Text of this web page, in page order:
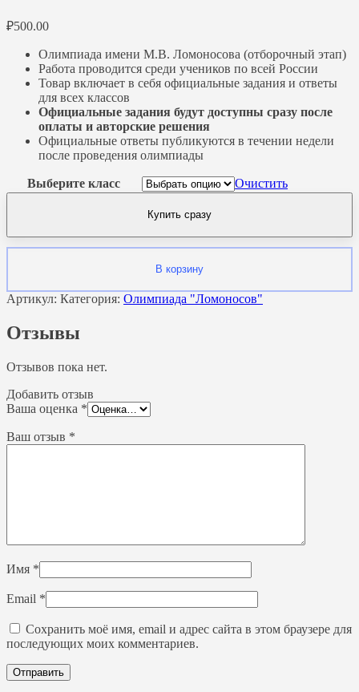
₽500.00
Олимпиада имени М.В. Ломоносова (отборочный этап)
Работа проводится среди учеников по всей России
Товар включает в себя официальные задания и ответы
для всех классов
Официальные задания будут доступны сразу после
оплаты и авторские решения
Официальные ответы публикуются в течении недели
после проведения олимпиады
Выберите класс Очистить
Купить сразу
В корзину
Артикул: Категория: Олимпиада "Ломоносов"
Отзывы
Отзывов пока нет.
Добавить отзыв
Ваша оценка *
Ваш отзыв *
Имя *
Email *
Сохранить моё имя, email и адрес сайта в этом браузере для
последующих моих комментариев.